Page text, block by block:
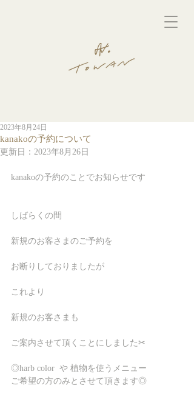
kanakoの予約について
2023年8月24日
更新日： 2023年8月26日
kanakoの予約のことでお知らせです
しばらくの間
新規のお客さまのご予約を
お断りしておりましたが
これより
新規のお客さまも
ご案内させて頂くことにしました✂︎
◎harb color  や 植物を使うメニュー
ご希望の方のみとさせて頂きます◎